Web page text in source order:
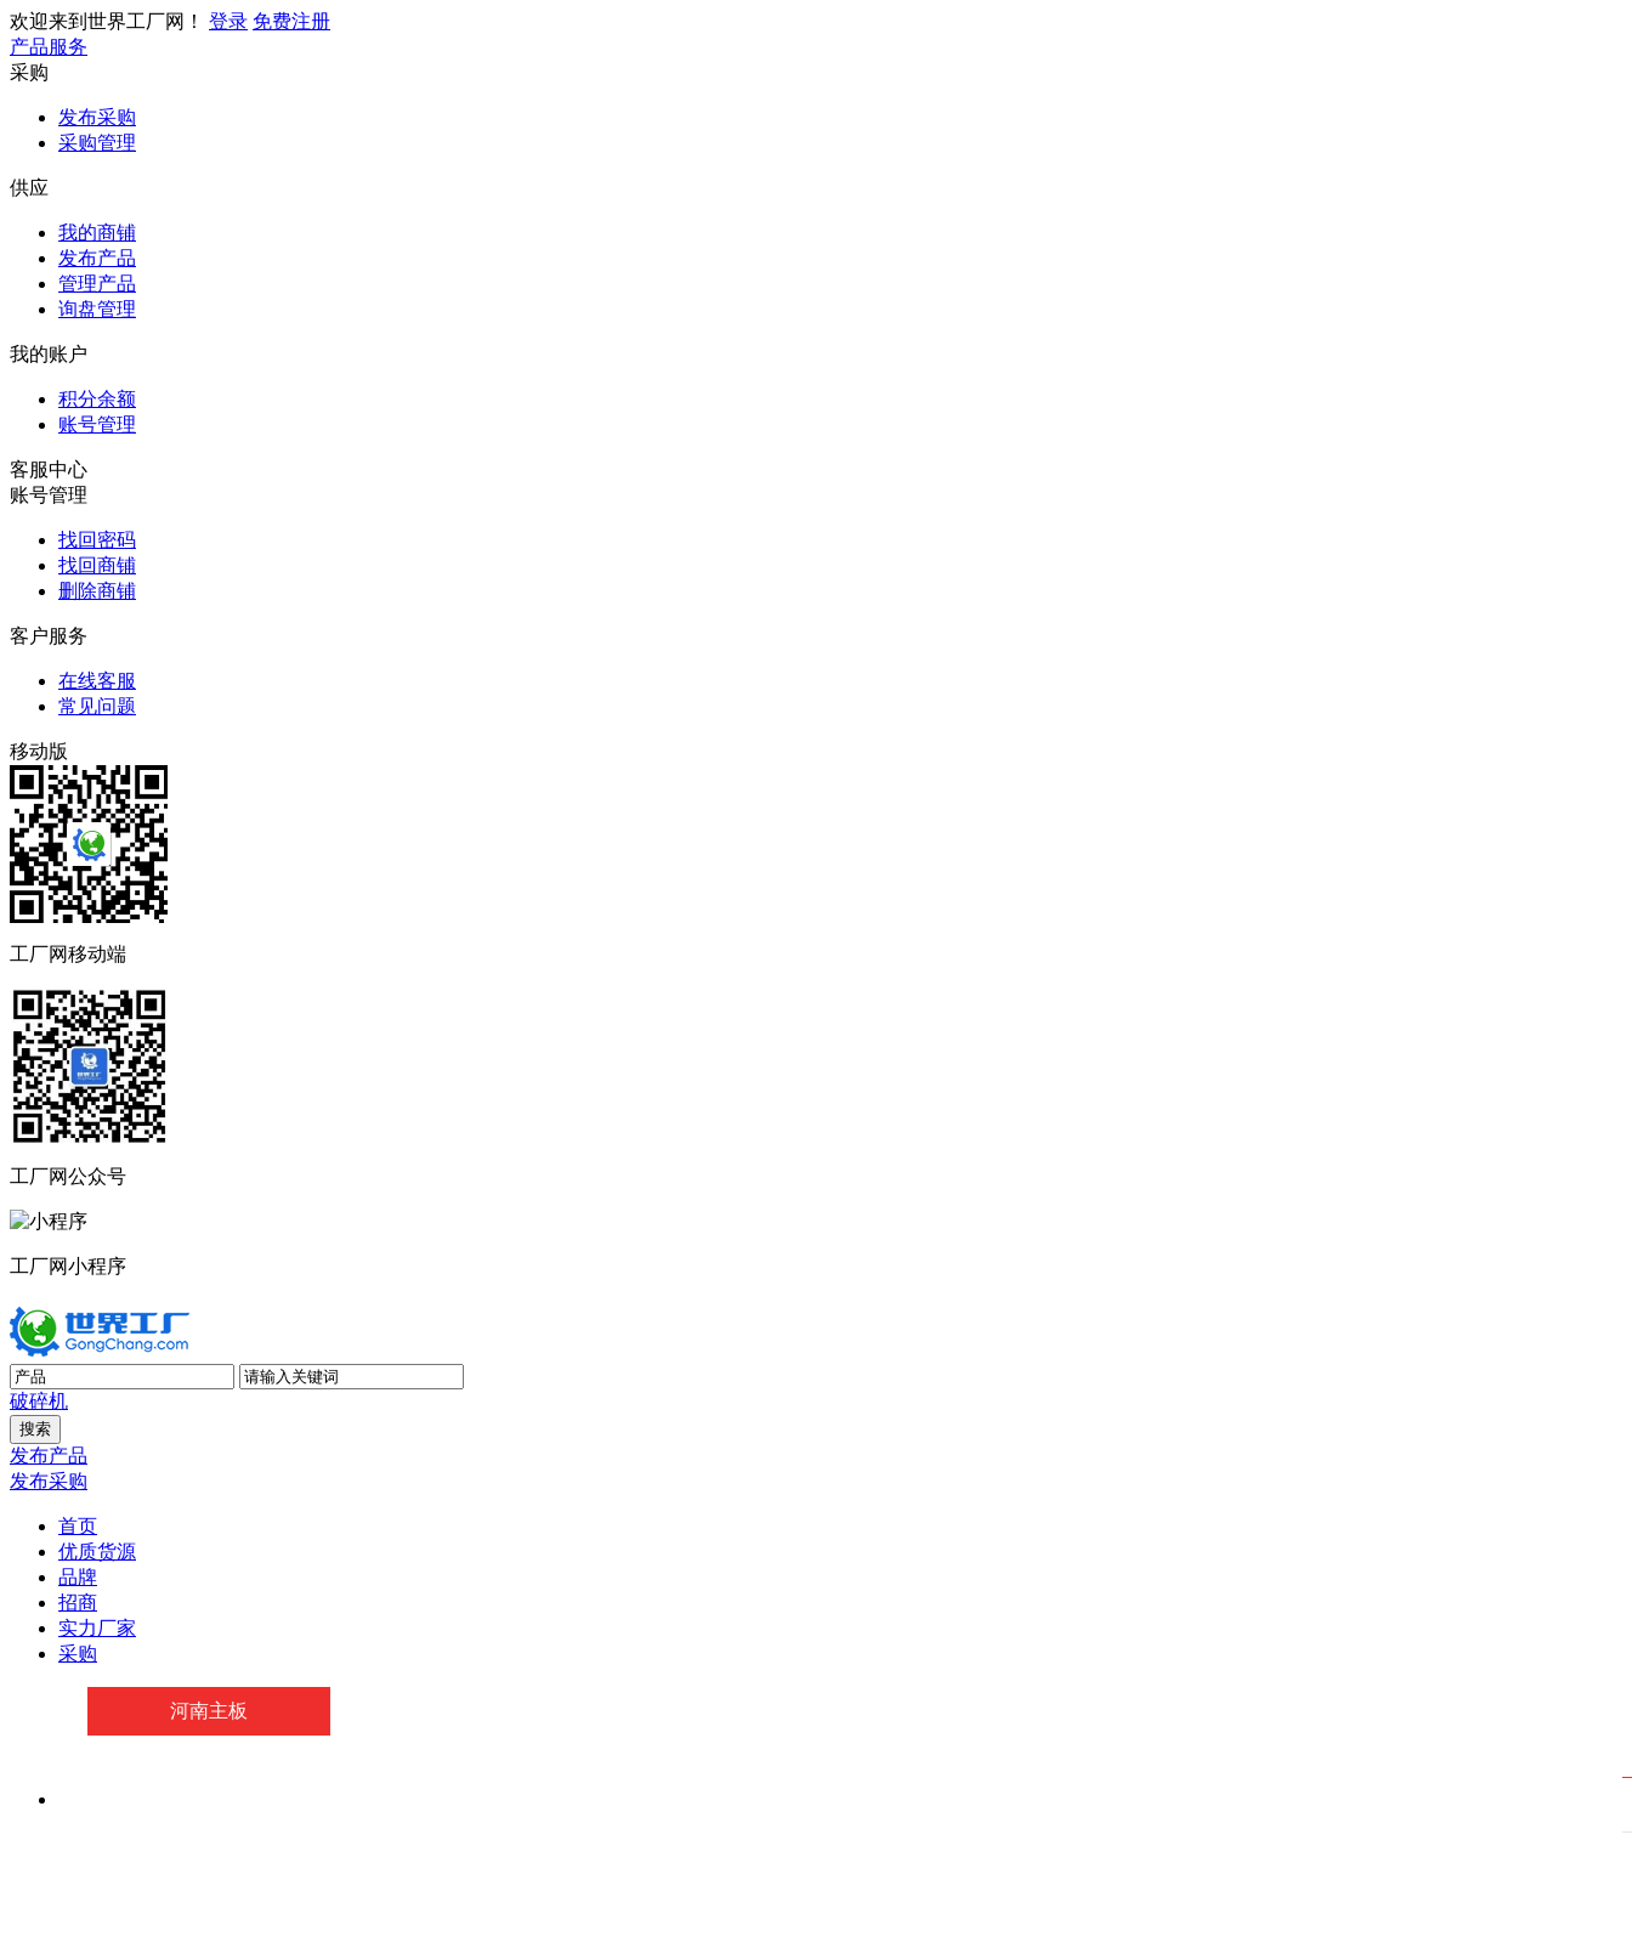
欢迎来到世界工厂网！ 登录 免费注册
产品服务
采购
发布采购
采购管理
供应
我的商铺
发布产品
管理产品
询盘管理
我的账户
积分余额
账号管理
客服中心
账号管理
找回密码
找回商铺
删除商铺
客户服务
在线客服
常见问题
移动版
工厂网移动端
工厂网公众号
工厂网小程序
破碎机
发布产品
发布采购
首页
优质货源
品牌
招商
实力厂家
采购
河南主板